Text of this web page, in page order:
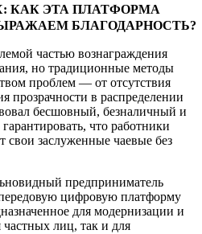
КАК ЭТА ПЛАТФОРМА
БЛАГОДАРНОСТЬ?
частью вознаграждения
но традиционные методы
проблем — от отсутствия
прозрачности в распределении
бесшовный, безналичный и
что работники
свои заслуженные чаевые без
предприниматель
цифровую платформу
для модернизации и
лиц, так и для